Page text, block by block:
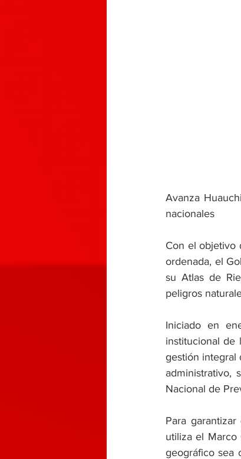
Avanza
nacionales
​Con el objetivo
ordenada, el
su Atlas de
peligros
​Iniciado en
institucional de
gestión integral
administrativo,
Nacional de
​Para
utiliza el Marco
geográfico sea